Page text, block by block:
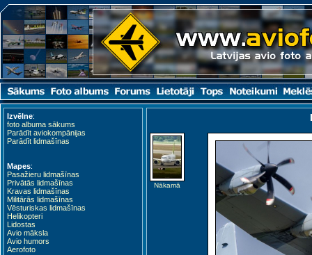
Izvēlne:
foto albuma sākums
Parādīt aviokompānijas
Parādīt lidmašīnas
Mapes:
Pasažieru lidmašīnas
Privātās lidmašīnas
Kravas lidmašīnas
Militārās lidmašīnas
Vēsturiskas lidmašīnas
Helikopteri
Lidostas
Avio māksla
Avio humors
Aerofoto
Nākamā